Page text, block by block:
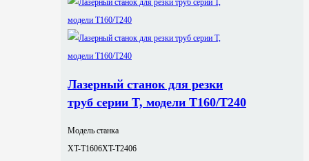
Лазерный станок для резки
труб серии T, модели T160/T240
Модель станка
XT-T1606XT-T2406